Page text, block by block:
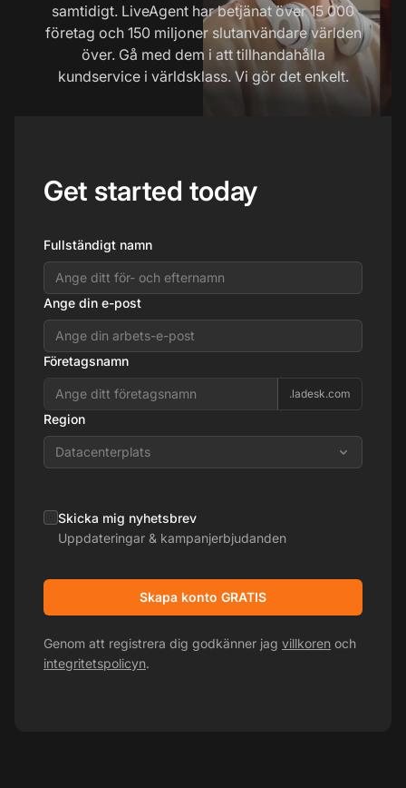
samtidigt. LiveAgent har betjänat över 15 000
företag och 150 miljoner slutanvändare världen
över. Gå med dem i att tillhandahålla
kundservice i världsklass. Vi gör det enkelt.
Get started today
Fullständigt namn
Ange din e-post
Företagsnamn
.ladesk.com
Region
Datacenterplats
Skicka mig nyhetsbrev
Uppdateringar & kampanjerbjudanden
Skapa konto GRATIS
Genom att registrera dig godkänner jag villkoren och
integritetspolicyn.